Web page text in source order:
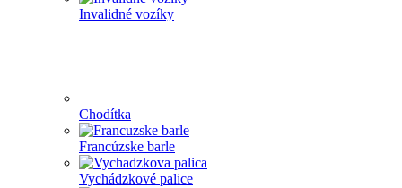
Invalidné vozíky
Chodítka
Francúzske barle
Vychádzkové palice